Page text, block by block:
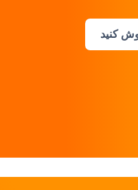
کنید